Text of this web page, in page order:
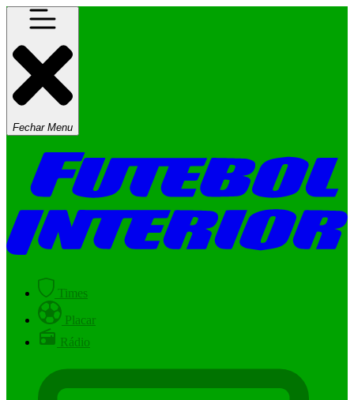
Fechar Menu
Times
Placar
Rádio